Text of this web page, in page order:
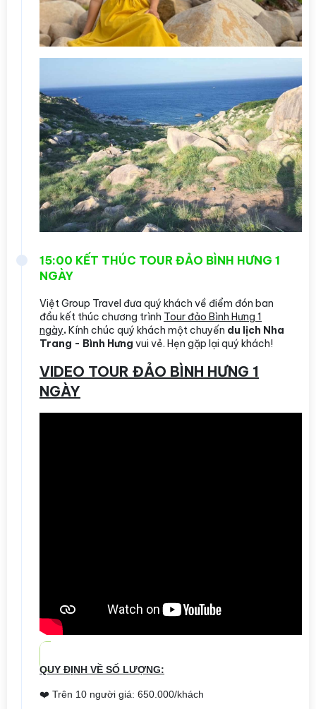
15:00 KẾT THÚC TOUR ĐẢO BÌNH HƯNG 1
NGÀY
Việt Group Travel đưa quý khách về điểm đón ban
đầu kết thúc chương trình Tour đảo Bình Hưng 1
ngày. Kính chúc quý khách một chuyến du lịch Nha
Trang - Bình Hưng vui vẻ. Hẹn gặp lại quý khách!
VIDEO TOUR ĐẢO BÌNH HƯNG 1
NGÀY
QUY ĐỊNH VỀ SỐ LƯỢNG:
❤️ Trên 10 người giá: 650.000/khách